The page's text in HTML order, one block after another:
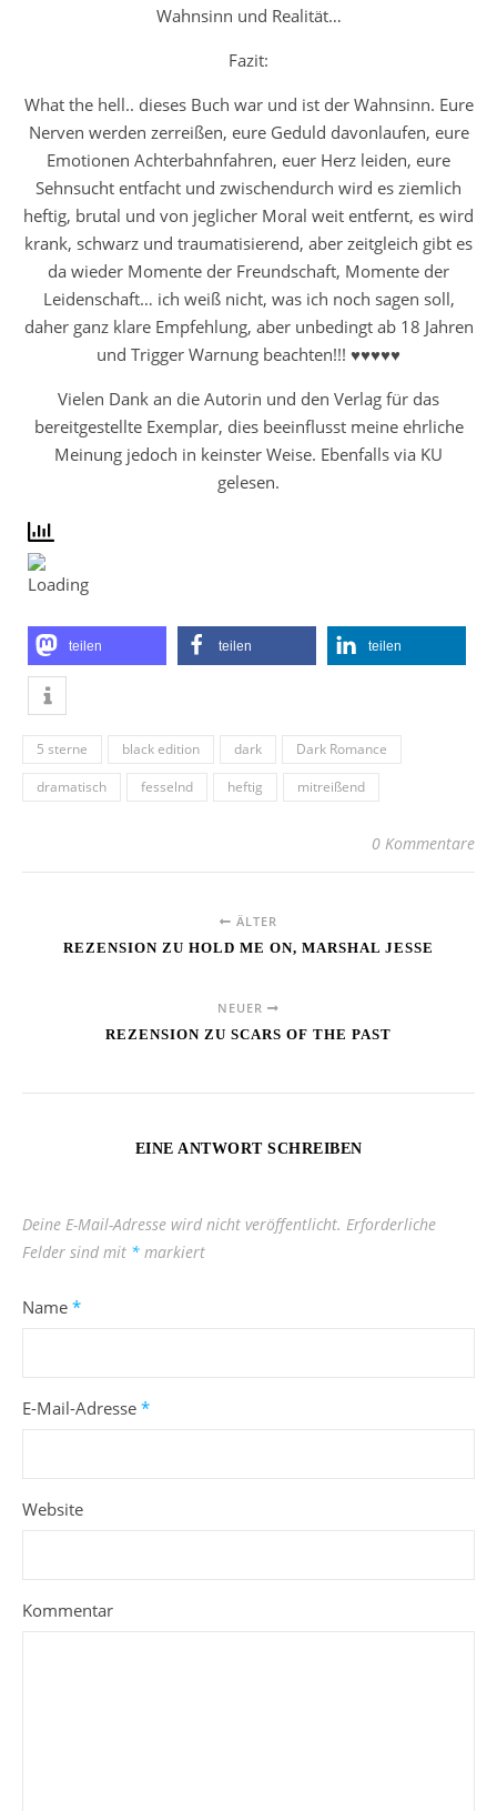
Wahnsinn und Realität…
Fazit:
What the hell.. dieses Buch war und ist der Wahnsinn. Eure
Nerven werden zerreißen, eure Geduld davonlaufen, eure
Emotionen Achterbahnfahren, euer Herz leiden, eure
Sehnsucht entfacht und zwischendurch wird es ziemlich
heftig, brutal und von jeglicher Moral weit entfernt, es wird
krank, schwarz und traumatisierend, aber zeitgleich gibt es
da wieder Momente der Freundschaft, Momente der
Leidenschaft… ich weiß nicht, was ich noch sagen soll,
daher ganz klare Empfehlung, aber unbedingt ab 18 Jahren
und Trigger Warnung beachten!!! ♥♥♥♥♥
Vielen Dank an die Autorin und den Verlag für das
bereitgestellte Exemplar, dies beeinflusst meine ehrliche
Meinung jedoch in keinster Weise. Ebenfalls via KU
gelesen.
teilen teilen teilen
5 sterne black edition dark
Dark Romance
dramatisch
fesselnd heftig mitreißend
0 Kommentare
ÄLTER
REZENSION ZU HOLD ME ON, MARSHAL JESSE
NEUER
REZENSION ZU SCARS OF THE PAST
EINE ANTWORT SCHREIBEN
Deine E-Mail-Adresse wird nicht veröffentlicht. Erforderliche
Felder sind mit * markiert
Name *
E-Mail-Adresse *
Website
Kommentar